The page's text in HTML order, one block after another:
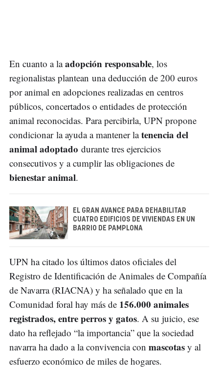
En cuanto a laadopción responsable, los
regionalistas plantean una deducción de 200 euros
por animal en adopciones realizadas en centros
públicos, concertados o entidades de protección
animal reconocidas. Para percibirla, UPN propone
condicionar la ayuda a mantener latenencia del
animal adoptado durante tres ejercicios
consecutivos y a cumplir las obligaciones de
bienestar animal.
EL GRAN AVANCE PARA REHABILITAR
CUATRO EDIFICIOS DE VIVIENDAS EN UN
BARRIO DE PAMPLONA
UPN ha citado los últimos datos oficiales del
Registro de Identificación de Animales de Compañía
de Navarra (RIACNA) y ha señalado que en la
Comunidad foral hay más de 156.000 animales
registrados, entre perros y gatos. A su juicio, ese
dato ha reflejado “la importancia” que la sociedad
navarra ha dado a la convivencia con mascotas y al
esfuerzo económico de miles de hogares.